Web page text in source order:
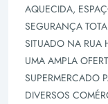
AQUECIDA,
SEGURANÇA
SITUADO NA RUA
UMA AMPLA
SUPERMERCADO
DIVERSOS